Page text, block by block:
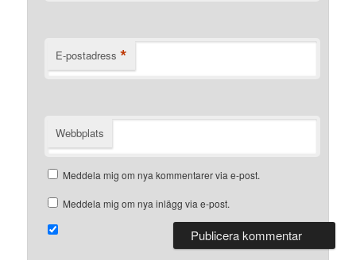
E-postadress *
Webbplats
Meddela mig om nya kommentarer via e-post.
Meddela mig om nya inlägg via e-post.